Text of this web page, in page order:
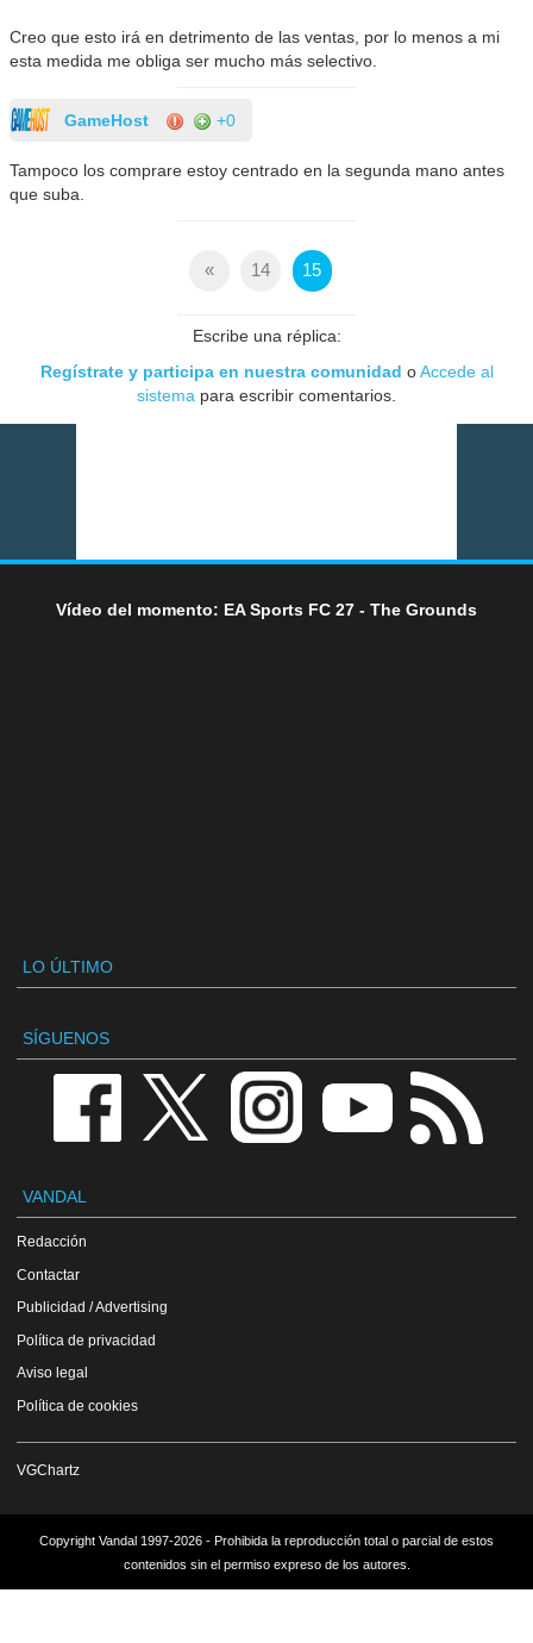
Creo que esto irá en detrimento de las ventas, por lo menos a mi
esta medida me obliga ser mucho más selectivo.
GameHost +0
Tampoco los comprare estoy centrado en la segunda mano antes
que suba.
« 14 15
Escribe una réplica:
Regístrate y participa en nuestra comunidad oAccede al
sistema para escribir comentarios.
Vídeo del momento: EA Sports FC 27 - The Grounds
LO ÚLTIMO
SÍGUENOS
VANDAL
Redacción
Contactar
Publicidad / Advertising
Política de privacidad
Aviso legal
Política de cookies
VGChartz
Copyright Vandal 1997-2026 - Prohibida la reproducción total o parcial de estos
contenidos sin el permiso expreso de los autores.